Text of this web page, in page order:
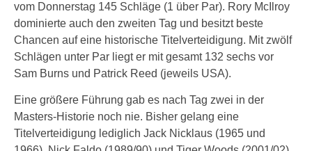
vom Donnerstag 145 Schläge (1 über Par). Rory McIlroy
dominierte auch den zweiten Tag und besitzt beste
Chancen auf eine historische Titelverteidigung. Mit zwölf
Schlägen unter Par liegt er mit gesamt 132 sechs vor
Sam Burns und Patrick Reed (jeweils USA).
Eine größere Führung gab es nach Tag zwei in der
Masters-Historie noch nie. Bisher gelang eine
Titelverteidigung lediglich Jack Nicklaus (1965 und